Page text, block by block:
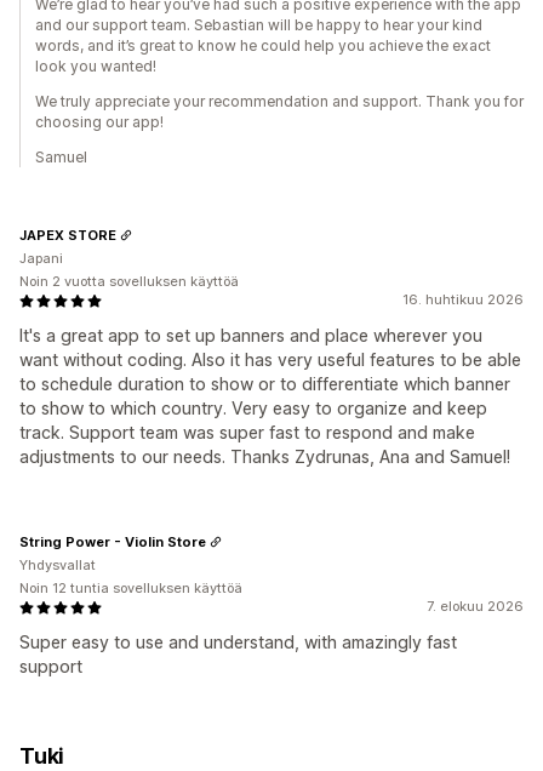
We’re glad to hear you’ve had such a positive experience with the app
and our support team. Sebastian will be happy to hear your kind
words, and it’s great to know he could help you achieve the exact
look you wanted!
We truly appreciate your recommendation and support. Thank you for
choosing our app!
Samuel
16. huhtikuu 2026
It's a great app to set up banners and place wherever you
want without coding. Also it has very useful features to be able
to schedule duration to show or to differentiate which banner
to show to which country. Very easy to organize and keep
track. Support team was super fast to respond and make
adjustments to our needs. Thanks Zydrunas, Ana and Samuel!
JAPEX STORE
Japani
Noin 2 vuotta sovelluksen käyttöä
7. elokuu 2026
Super easy to use and understand, with amazingly fast
support
String Power - Violin Store
Yhdysvallat
Noin 12 tuntia sovelluksen käyttöä
Tuki